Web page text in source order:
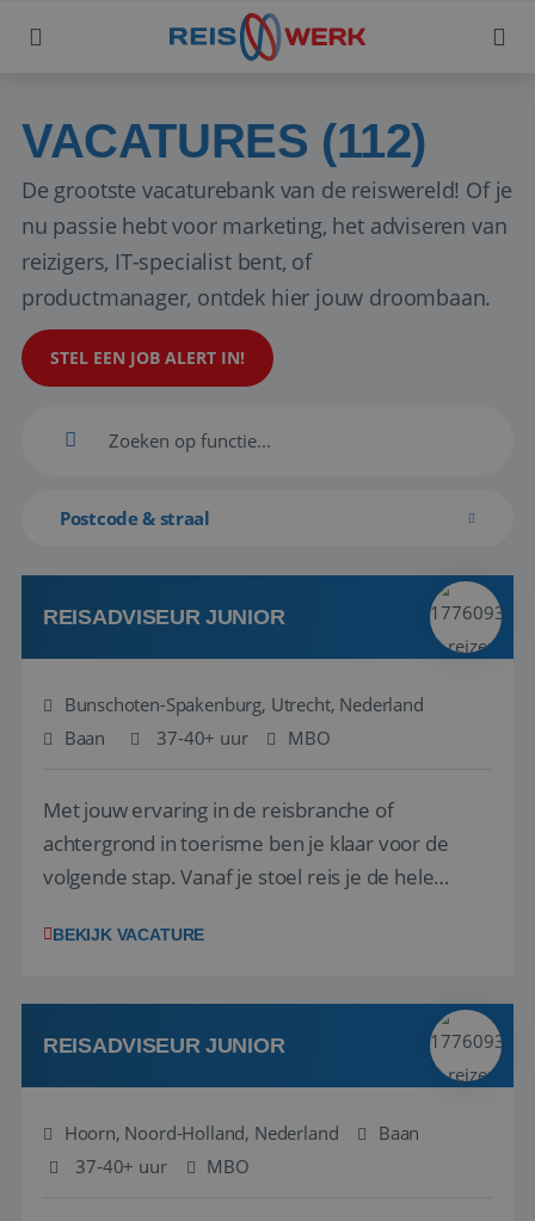
VACATURES (112)
De grootste vacaturebank van de reiswereld! Of je
nu passie hebt voor marketing, het adviseren van
reizigers, IT-specialist bent, of
productmanager, ontdek hier jouw droombaan.
STEL EEN JOB ALERT IN!
Postcode & straal
REISADVISEUR JUNIOR
Bunschoten-Spakenburg, Utrecht, Nederland
Baan
37-40+ uur MBO
Met jouw ervaring in de reisbranche of
achtergrond in toerisme ben je klaar voor de
volgende stap. Vanaf je stoel reis je de hele
wensen van je team, je klant en wat er in de
klanten te overtuigen om die droomreis te
boeken! ...
BEKIJK VACATURE
REISADVISEUR JUNIOR
Hoorn, Noord-Holland, Nederland
Baan
37-40+ uur
MBO